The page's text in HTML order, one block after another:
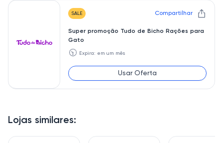
Lojas similares:
SALE Compartilhar
Super promoção Tudo de Bicho Rações para
Gato
🕥 Expira: em um mês
Usar Oferta